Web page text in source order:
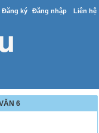
Đăng ký Đăng nhập Liên hệ
6